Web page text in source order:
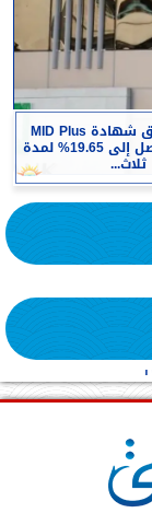
ميدبنك يطلق شهادة MID Plus
بعائد متغير يصل إلى 19.65% لمدة
ثلاث...